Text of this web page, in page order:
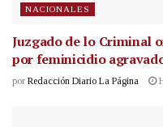
NACIONALES
Juzgado de lo Criminal
por feminicidio
por Redacción Diario La Página